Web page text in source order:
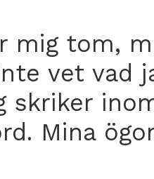
mig tom,
vet vad
skriker
Mina